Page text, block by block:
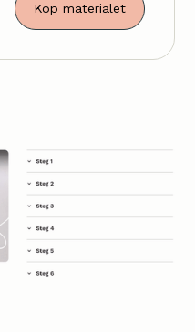
Köp materialet